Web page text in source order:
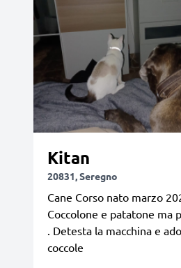
Kitan
20831, Seregno
Cane Corso nato marzo
Coccolone e patatone ma
. Detesta la macchina e
coccole